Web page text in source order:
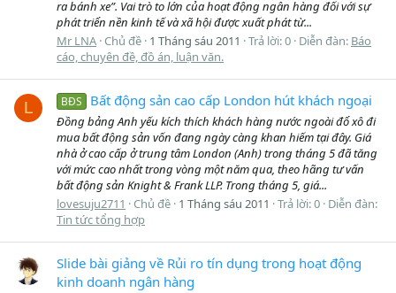
ra bánh xe”. Vai trò to lớn của hoạt động ngân hàng đối với sự
phát triển nền kinh tế và xã hội được xuất phát từ...
Mr LNA Chủ đề 1 Tháng sáu 2011 Trả lời: 0 Diễn đàn: Báo
cáo, chuyên đề, đồ án, luận văn.
L BĐS Bất động sản cao cấp London hút khách ngoại
Đồng bảng Anh yếu kích thích khách hàng nước ngoài đổ xô đi
mua bất động sản vốn đang ngày càng khan hiếm tại đây. Giá
nhà ở cao cấp ở trung tâm London (Anh) trong tháng 5 đã tăng
với mức cao nhất trong vòng một năm qua, theo hãng tư vấn
bất động sản Knight & Frank LLP. Trong tháng 5, giá...
lovesuju2711
Chủ đề 1 Tháng sáu 2011 Trả lời: 0 Diễn đàn:
Tin tức tổng hợp
Slide bài giảng về Rủi ro tín dụng trong hoạt động
kinh doanh ngân hàng